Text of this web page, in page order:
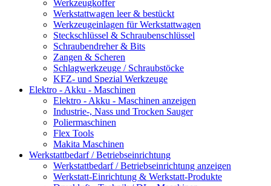
Werkzeugkoffer
Werkstattwagen leer & bestückt
Werkzeugeinlagen für Werkstattwagen
Steckschlüssel & Schraubenschlüssel
Schraubendreher & Bits
Zangen & Scheren
Schlagwerkzeuge / Schraubstöcke
KFZ- und Spezial Werkzeuge
Elektro - Akku - Maschinen
Elektro - Akku - Maschinen anzeigen
Industrie-, Nass und Trocken Sauger
Poliermaschinen
Flex Tools
Makita Maschinen
Werkstattbedarf / Betriebseinrichtung
Werkstattbedarf / Betriebseinrichtung anzeigen
Werkstatt-Einrichtung & Werkstatt-Produkte